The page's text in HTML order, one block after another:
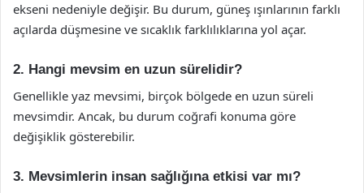
ekseni nedeniyle değişir. Bu durum, güneş ışınlarının farklı
açılarda düşmesine ve sıcaklık farklılıklarına yol açar.
2. Hangi mevsim en uzun sürelidir?
Genellikle yaz mevsimi, birçok bölgede en uzun süreli
mevsimdir. Ancak, bu durum coğrafi konuma göre
değişiklik gösterebilir.
3. Mevsimlerin insan sağlığına etkisi var mı?